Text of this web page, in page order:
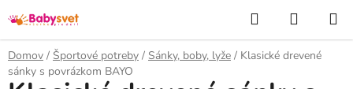
na
obsah
Hľadať
KOŠÍK
Domov / Športové potreby / Sánky, boby, lyže / Klasické drevené
sánky s povrázkom BAYO